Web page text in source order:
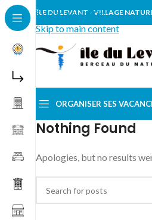
Skip to navigation
Skip to main content
ÎLE DU LEVANT - VILLAGE
ORGANISER SES
Nothing Found
Apologies, but no results